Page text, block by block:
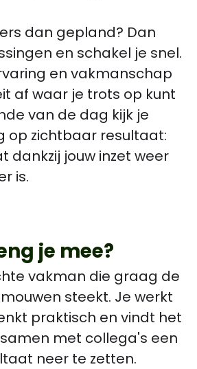
dan gepland? Dan
en schakel je snel.
en vakmanschap
af waar je trots op kunt
van de dag kijk je
op zichtbaar resultaat:
dankzij jouw inzet weer
is.
je mee?
vakman die graag de
steekt. Je werkt
praktisch en vindt het
met collega's een
neer te zetten.